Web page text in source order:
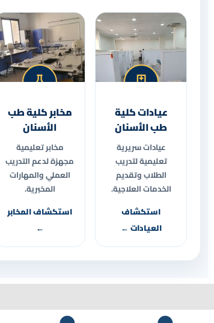
عيادات كلية
طب الأسنان
عيادات سريرية
تعليمية لتدريب
الطلاب وتقديم
الخدمات العلاجية.
استكشاف
العيادات ←
مخابر كلية طب
الأسنان
مخابر تعليمية
مجهزة لدعم التدريب
العملي والمهارات
المخبرية.
استكشاف المخابر
←